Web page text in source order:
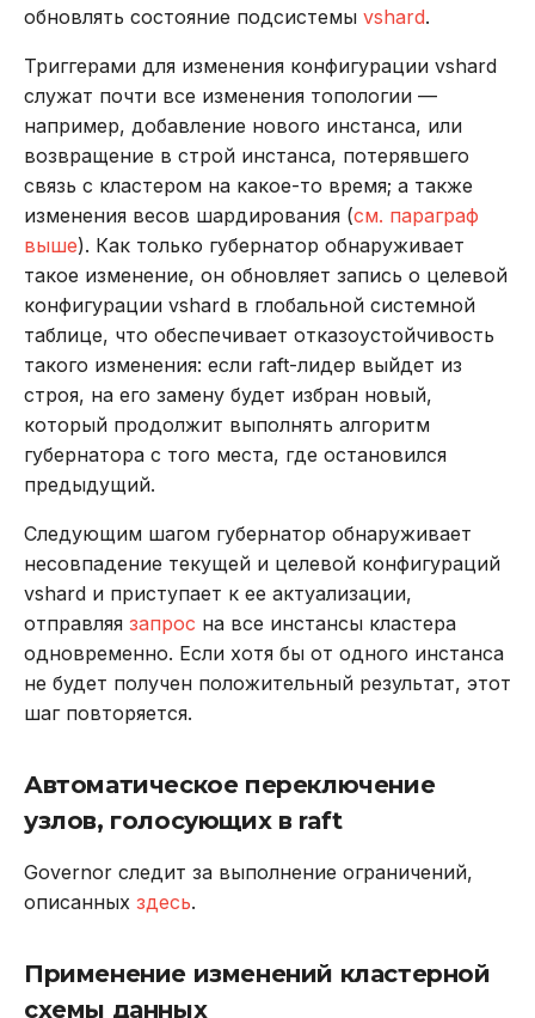
обновлять состояние подсистемы vshard.
Триггерами для изменения конфигурации vshard
служат почти все изменения топологии —
например, добавление нового инстанса, или
возвращение в строй инстанса, потерявшего
связь с кластером на какое-то время; а также
изменения весов шардирования (см. параграф
выше). Как только губернатор обнаруживает
такое изменение, он обновляет запись о целевой
конфигурации vshard в глобальной системной
таблице, что обеспечивает отказоустойчивость
такого изменения: если raft-лидер выйдет из
строя, на его замену будет избран новый,
который продолжит выполнять алгоритм
губернатора с того места, где остановился
предыдущий.
Следующим шагом губернатор обнаруживает
несовпадение текущей и целевой конфигураций
vshard и приступает к ее актуализации,
отправляя запрос на все инстансы кластера
одновременно. Если хотя бы от одного инстанса
не будет получен положительный результат, этот
шаг повторяется.
Автоматическое переключение
узлов, голосующих в raft
Governor следит за выполнение ограничений,
описанных здесь.
Применение изменений кластерной
схемы данных